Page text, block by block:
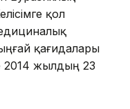
қол
қағидалары
2014 жылдың 23